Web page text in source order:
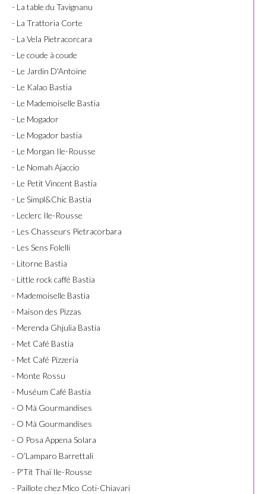
- La table du Tavignanu
- La Trattoria Corte
- La Vela Pietracorcara
- Le coude à coude
- Le Jardin D'Antoine
- Le Kalao Bastia
- Le Mademoiselle Bastia
- Le Mogador
- Le Mogador bastia
- Le Morgan Ile-Rousse
- Le Nomah Ajaccio
- Le Petit Vincent Bastia
- Le Simpl&Chic Bastia
- Leclerc Ile-Rousse
- Les Chasseurs Pietracorbara
- Les Sens Folelli
- Litorne Bastia
- Little rock caffé Bastia
- Mademoiselle Bastia
- Maison des Pizzas
- Merenda Ghjulia Bastia
- Met Café Bastia
- Met Café Pizzeria
- Monte Rossu
- Muséum Café Bastia
- O Mà Gourmandises
- O Mà Gourmandises
- O Posa Appena Solara
- O’Lamparo Barrettali
- P'Tit Thaï Ile-Rousse
- Paillote chez Mico Coti-Chiavari